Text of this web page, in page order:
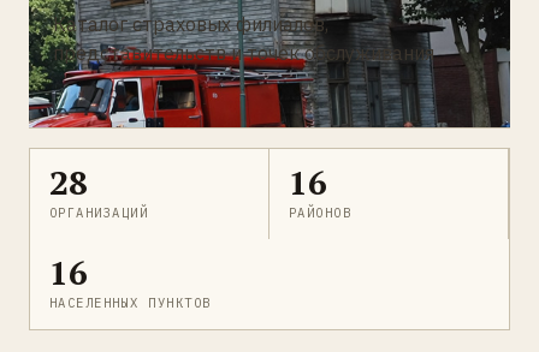
Каталог страховых филиалов,
представительств и точек обслуживания
28
ОРГАНИЗАЦИЙ
16
РАЙОНОВ
16
НАСЕЛЕННЫХ ПУНКТОВ